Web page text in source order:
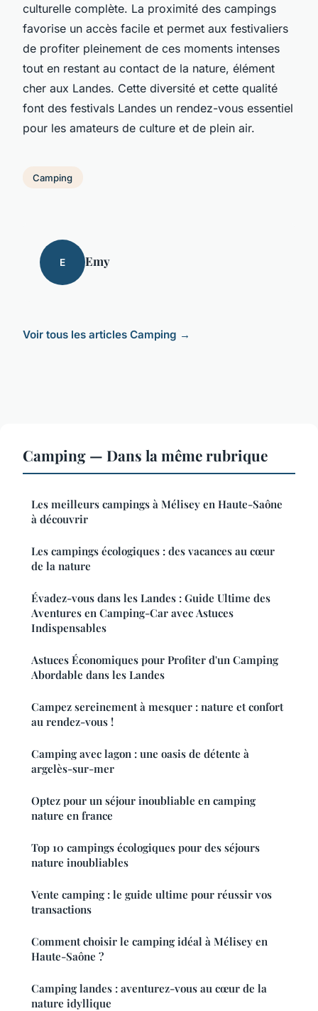
culturelle complète. La proximité des campings
favorise un accès facile et permet aux festivaliers
de profiter pleinement de ces moments intenses
tout en restant au contact de la nature, élément
cher aux Landes. Cette diversité et cette qualité
font des festivals Landes un rendez-vous essentiel
pour les amateurs de culture et de plein air.
Camping
E Emy
Voir tous les articles Camping →
Camping — Dans la même rubrique
Les meilleurs campings à Mélisey en Haute-Saône
à découvrir
Les campings écologiques : des vacances au cœur
de la nature
Évadez-vous dans les Landes : Guide Ultime des
Aventures en Camping-Car avec Astuces
Indispensables
Astuces Économiques pour Profiter d'un Camping
Abordable dans les Landes
Campez sereinement à mesquer : nature et confort
au rendez-vous !
Camping avec lagon : une oasis de détente à
argelès-sur-mer
Optez pour un séjour inoubliable en camping
nature en france
Top 10 campings écologiques pour des séjours
nature inoubliables
Vente camping : le guide ultime pour réussir vos
transactions
Comment choisir le camping idéal à Mélisey en
Haute-Saône ?
Camping landes : aventurez-vous au cœur de la
nature idyllique